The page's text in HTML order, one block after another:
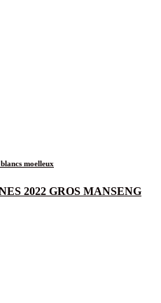
moelleux
2022 GROS MANSENG